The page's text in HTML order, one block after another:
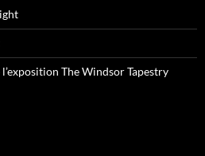
l’exposition The Windsor Tapestry